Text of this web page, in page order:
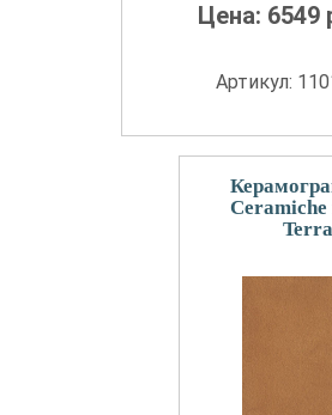
Цена: 6549
Артикул: